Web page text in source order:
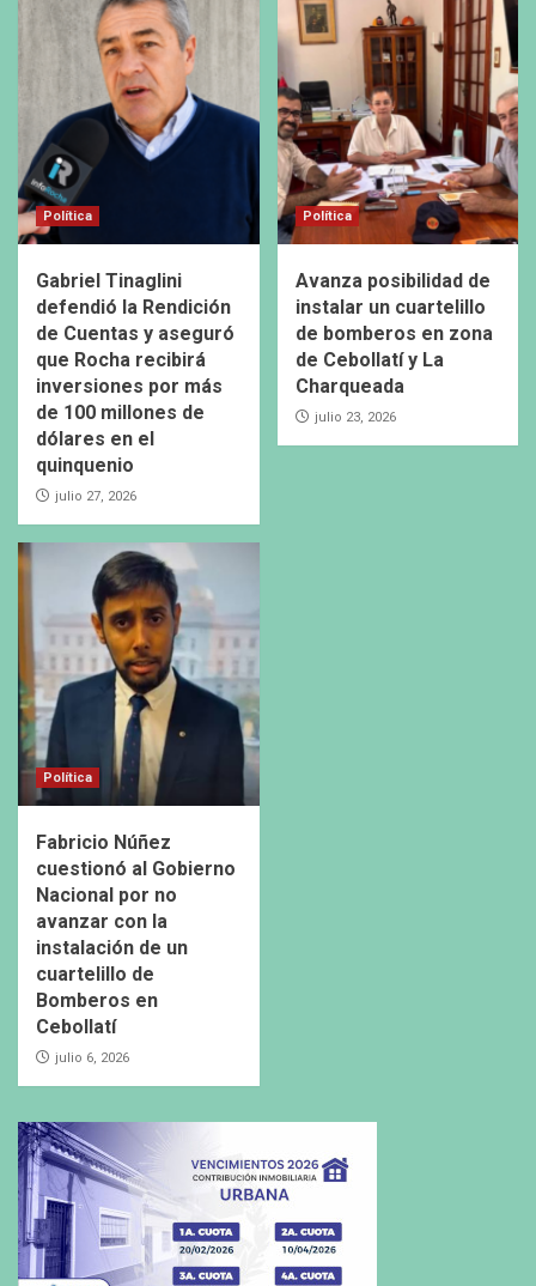
Política
Gabriel Tinaglini
defendió la Rendición
de Cuentas y aseguró
que Rocha recibirá
inversiones por más
de 100 millones de
dólares en el
quinquenio
julio 27, 2026
Política
Avanza posibilidad de
instalar un cuartelillo
de bomberos en zona
de Cebollatí y La
Charqueada
julio 23, 2026
Política
Fabricio Núñez
cuestionó al Gobierno
Nacional por no
avanzar con la
instalación de un
cuartelillo de
Bomberos en
Cebollatí
julio 6, 2026